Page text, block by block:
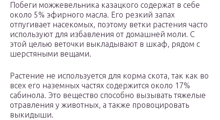
Побеги можжевельника казацкого содержат в себе
около 5% эфирного масла. Его резкий запах
отпугивает насекомых, поэтому ветки растения часто
используют для избавления от домашней моли. С
этой целью веточки выкладывают в шкаф, рядом с
шерстяными вещами.
Растение не используется для корма скота, так как во
всех его наземных частях содержится около 17%
сабинола. Это вещество способно вызывать тяжелые
отравления у животных, а также провоцировать
выкидыши.